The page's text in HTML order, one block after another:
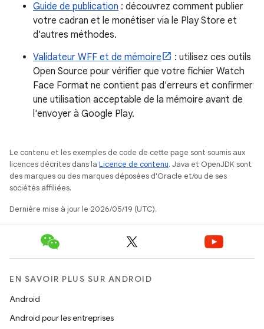
Guide de publication : découvrez comment publier
votre cadran et le monétiser via le Play Store et
d'autres méthodes.
Validateur WFF et de mémoire
: utilisez ces outils
Open Source pour vérifier que votre fichier Watch
Face Format ne contient pas d'erreurs et confirmer
une utilisation acceptable de la mémoire avant de
l'envoyer à Google Play.
Le contenu et les exemples de code de cette page sont soumis aux
licences décrites dans la Licence de contenu. Java et OpenJDK sont
des marques ou des marques déposées d'Oracle et/ou de ses
sociétés affiliées.
Dernière mise à jour le 2026/05/19 (UTC).
EN SAVOIR PLUS SUR ANDROID
Android
Android pour les entreprises